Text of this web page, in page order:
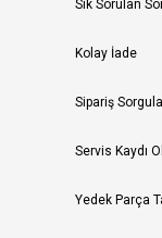
Sık Sorulan
Kolay İade
Sipariş Sorgula
Servis Kaydı
Yedek Parça